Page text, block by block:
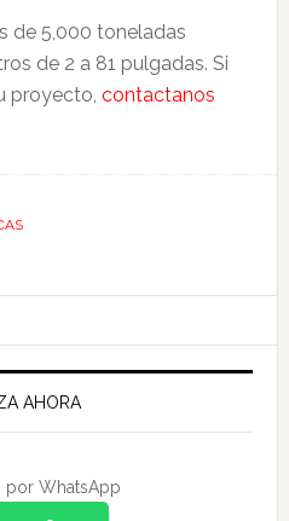
de 5,000 toneladas
de 2 a 81 pulgadas. Si
proyecto, contactanos
AHORA
por WhatsApp